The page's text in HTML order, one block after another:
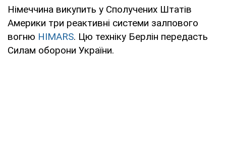
Німеччина викупить у Сполучених Штатів
Америки три реактивні системи залпового
вогню HIMARS. Цю техніку Берлін передасть
Силам оборони України.